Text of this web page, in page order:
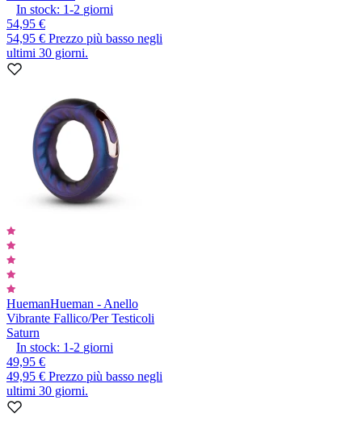
In stock: 1-2 giorni
54,95 €
54,95 € Prezzo più basso negli
ultimi 30 giorni.
HuemanHueman - Anello
Vibrante Fallico/Per Testicoli
Saturn
In stock: 1-2 giorni
49,95 €
49,95 € Prezzo più basso negli
ultimi 30 giorni.